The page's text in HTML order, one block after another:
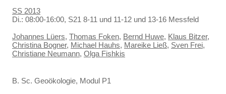
SS 2013
Di.: 08:00-16:00, S21 8-11 und 11-12 und 13-16 Messfeld
Johannes Lüers, Thomas Foken, Bernd Huwe, Klaus Bitzer,
Christina Bogner, Michael Hauhs, Mareike Ließ, Sven Frei,
Christiane Neumann, Olga Fishkis
B. Sc. Geoökologie, Modul P1